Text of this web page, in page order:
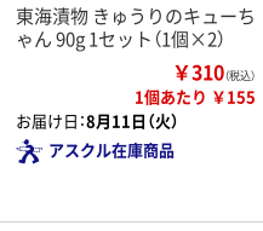
東海漬物 きゅうりのキューち
ゃん 90g 1セット（1個×2）
￥310（税込）
1個あたり ￥155
お届け日：8月11日（火）
アスクル在庫商品